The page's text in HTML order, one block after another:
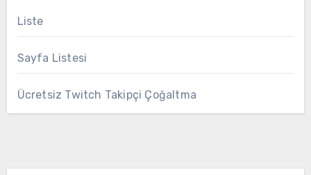
Liste
Sayfa Listesi
Ücretsiz Twitch Takipçi Çoğaltma